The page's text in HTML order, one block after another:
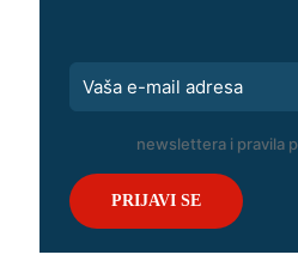
newslettera i pravila